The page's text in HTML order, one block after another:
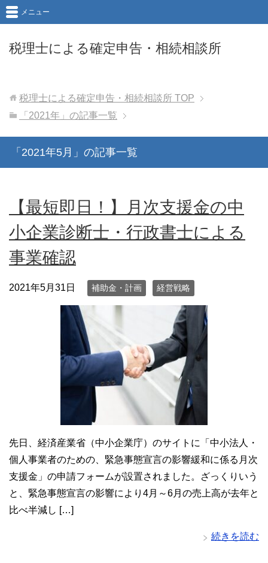
税理士による確定申告・相続相談所
メニュー
税理士による確定申告・相続相談所 TOP
「2021年」の記事一覧
「2021年5月」の記事一覧
【最短即日！】月次支援金の中
小企業診断士・行政書士による
事業確認
2021年5月31日 補助金・計画 経営戦略
先日、経済産業省（中小企業庁）のサイトに「中小法人・
個人事業者のための、緊急事態宣言の影響緩和に係る月次
支援金」の申請フォームが設置されました。ざっくりいう
と、緊急事態宣言の影響により4月～6月の売上高が去年と
比べ半減し […]
続きを読む